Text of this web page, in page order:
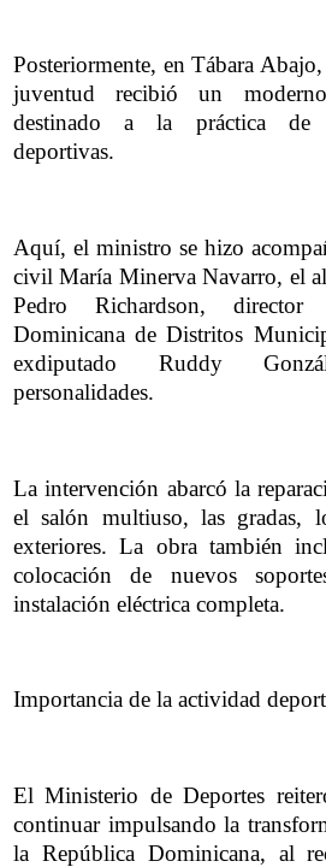
Posteriormente, en Tábara
juventud recibió un
destinado a la práctica de
deportivas.
Aquí, el ministro se hizo
civil María Minerva Navarro, el
Pedro Richardson,
Dominicana de Distritos
exdiputado Ruddy
personalidades.
La intervención abarcó la
el salón multiuso, las gradas,
exteriores. La obra también
colocación de nuevos
instalación eléctrica completa.
Importancia de la actividad
El Ministerio de Deportes
continuar impulsando la
la República Dominicana, al